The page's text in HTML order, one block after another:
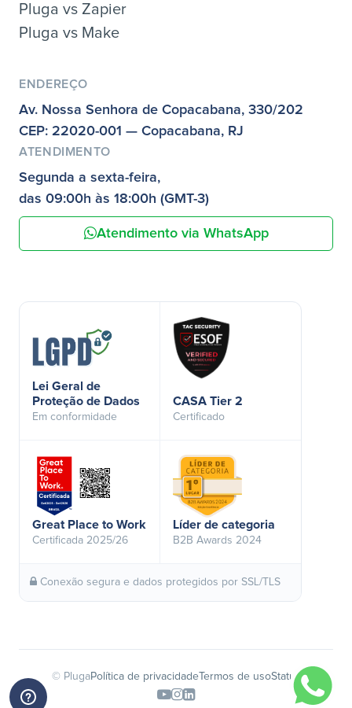
Pluga vs Zapier
Pluga vs Make
ENDEREÇO
Av. Nossa Senhora de Copacabana, 330/202
CEP: 22020-001 — Copacabana, RJ
ATENDIMENTO
Segunda a sexta-feira,
das 09:00h às 18:00h (GMT-3)
Atendimento via WhatsApp
Lei Geral de
Proteção de Dados
Em conformidade
CASA Tier 2
Certificado
Great Place to Work
Certificada 2025/26
Líder de categoria
B2B Awards 2024
Conexão segura e dados protegidos por SSL/TLS
© PlugaPolítica de privacidadeTermos de usoStatus